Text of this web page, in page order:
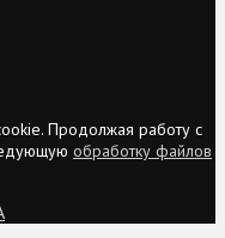
Продолжая работу с
обработку файлов